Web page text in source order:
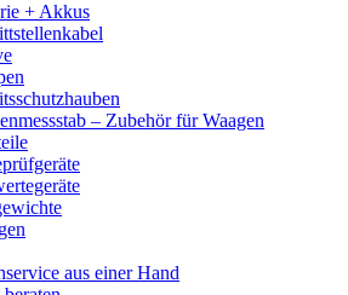
+ Akkus
– Zubehör für Waagen
aus einer Hand